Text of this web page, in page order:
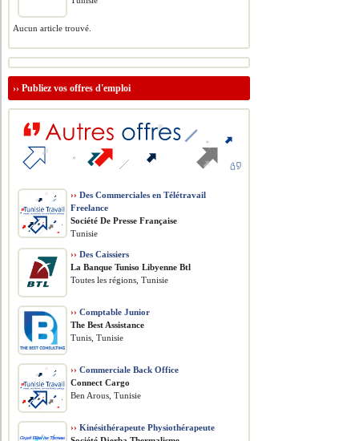
Aucun article trouvé.
››Publiez vos offres d'emploi
›› Des Commerciales en Télétravail
Freelance
Société De Presse Française
Tunisie
›› Des Caissiers
La Banque Tuniso Libyenne Btl
Toutes les régions, Tunisie
›› Comptable Junior
The Best Assistance
Tunis, Tunisie
›› Commerciale Back Office
Connect Cargo
Ben Arous, Tunisie
›› Kinésithérapeute Physiothérapeute